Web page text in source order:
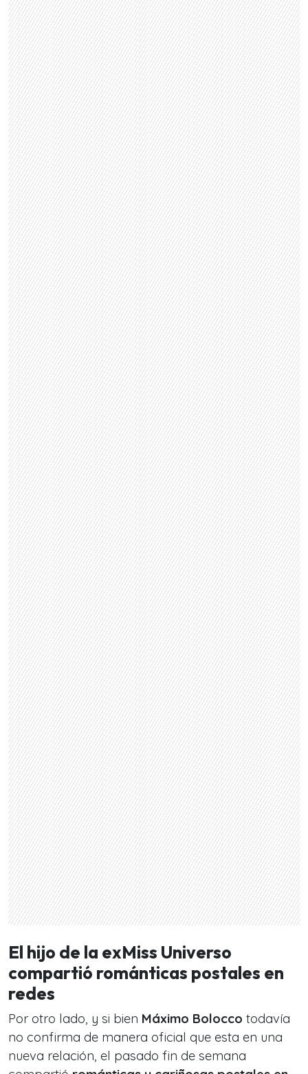
El hijo de la exMiss Universo
compartió románticas postales en
redes
Por otro lado, y si bien Máximo Bolocco todavía
no confirma de manera oficial que esta en una
nueva relación, el pasado fin de semana